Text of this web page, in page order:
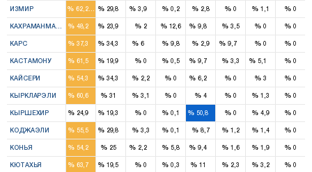
ИЗМИР % 62,2 %29,8 % 3,9 % 0,2 % 2,8 % 0 % 1,1 % 0
КАХРАМАНМАРАШ%48,2 %23,9 % 2 %12,6 % 9,8 % 3,5 % 0 % 0
КАРС %37,3 %34,3 % 6 % 9,8 % 2,9 % 9,7 % 0 % 0
КАСТАМОНУ %61,5 %19,9 % 0 % 0,5 % 9,7 % 3,3 % 5,1 % 0
КАЙСЕРИ %54,3 %34,3 % 2,2 % 0 % 6,2 % 0 % 3 % 0
КЫРКЛАРЭЛИ %60,6 %31 % 3,1 % 0 % 4 % 0 % 1,3 % 0
КЫРШЕХИР %24,9 %19,3 % 0 % 0,1 %50,8 % 0 % 4,9 % 0
КОДЖАЭЛИ %55,5 %29,8 % 3,3 % 0,1 % 8,7 % 1,2 % 1,4 % 0
КОНЬЯ %54,2 %25 % 2,2 % 5,8 % 9,4 % 1,6 % 1,9 % 0
КЮТАХЬЯ %63,7 %19,5 % 0 % 0,3 %11 % 2,3 % 3,2 % 0